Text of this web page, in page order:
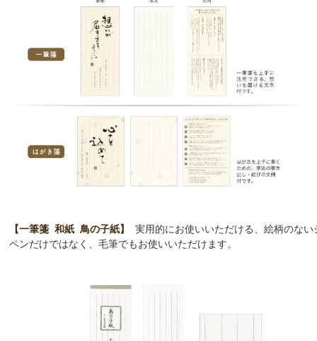
【一筆箋 和紙 鳥の子紙】
実用的にお使いいただける、絵柄のな
ペンだけではなく、毛筆でもお使いいただけます。